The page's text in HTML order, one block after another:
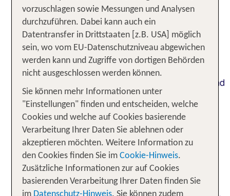
Unterwegs im Land der Farben
und Kontraste bei deiner Indien
Rundreise
Bei deiner Rundreise durch Indien begegnest du
verschiedensten Religionen und Gebetsstätten, und
auch landschaftlich ist Indien extrem vielfältig: im
Norden die Wüste Thar und die schneebedeckten
Gipfel des Himalaya, im Westen die Traumstrände
von Goa, im Süden grüne Kokospalmen- und
Teeplantagen. Und überall im Land leuchtende
Saris, herrschaftliche Tempelanlagen und
verschwenderische Palast-Architektur. Es gibt
unendlich viele Gründe, Indien zu bereisen. Und
vorzuschlagen sowie Messungen und Analysen
durchzuführen. Dabei kann auch ein
Datentransfer in Drittstaaten [z.B. USA] möglich
sein, wo vom EU-Datenschutzniveau abgewichen
werden kann und Zugriffe von dortigen Behörden
nicht ausgeschlossen werden können.
Sie können mehr Informationen unter
"Einstellungen" finden und entscheiden, welche
Cookies und welche auf Cookies basierende
Verarbeitung Ihrer Daten Sie ablehnen oder
akzeptieren möchten. Weitere Information zu
den Cookies finden Sie im Cookie-Hinweis.
Zusätzliche Informationen zur auf Cookies
basierenden Verarbeitung Ihrer Daten finden Sie
im Datenschutz-Hinweis. Sie können zudem